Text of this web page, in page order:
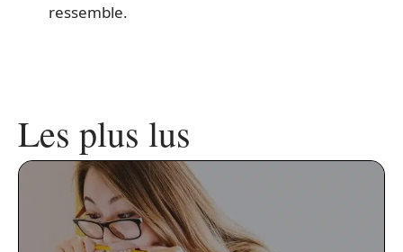
ressemble.
Les plus lus